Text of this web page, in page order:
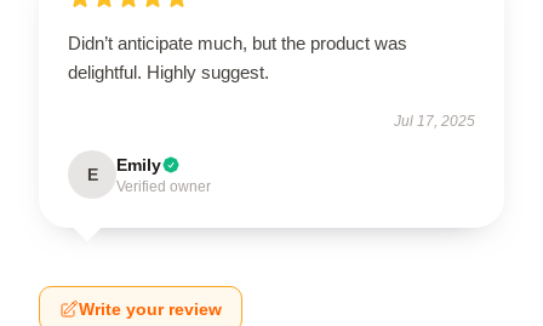
Didn’t anticipate much, but the product was
delightful. Highly suggest.
Jul 17, 2025
E Emily
Verified owner
Write your review